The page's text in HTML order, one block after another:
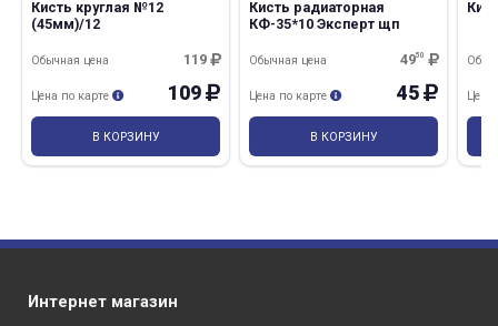
Кисть круглая №12
(45мм)/12
119
Обычная цена
109
Цена по карте
В КОРЗИНУ
Кисть радиаторная
КФ-35*10 Эксперт щп
4950
Обычная цена
45
Цена по карте
В КОРЗИНУ
Цена
Интернет магазин